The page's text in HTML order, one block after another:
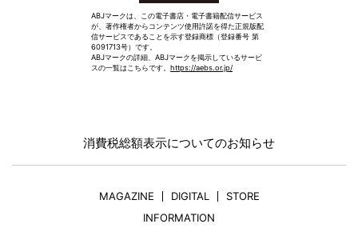
ABJマークは、この電子書店・電子書籍配信サービス
が、著作権者からコンテンツ使用許諾を得た正規版配
信サービスであることを示す登録商標（登録番号 第
6091713号）です。
ABJマークの詳細、ABJマークを掲示しているサービ
スの一覧はこちらです。 https://aebs.or.jp/
消費税総額表示についてのお知らせ
MAGAZINE DIGITAL
STORE
INFORMATION